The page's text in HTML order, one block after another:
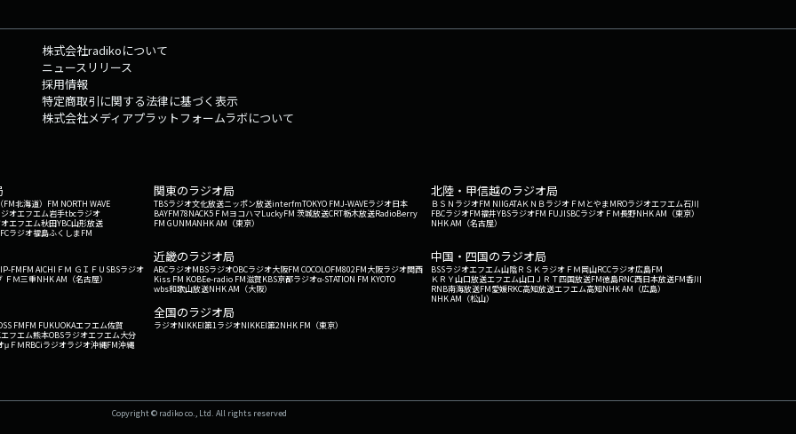
株式会社radikoについて
ニュースリリース
採用情報
特定商取引に関する法律に基づく表示
株式会社メディアプラットフォームラボについて
北海道） FM NORTH WAVE
オエフエム岩手tbcラジオ
エフエム秋田YBC山形放送
ラジオ福島ふくしまFM
関東のラジオ局
TBSラジオ文化放送ニッポン放送interfmTOKYO FMJ-WAVEラジオ日本
BAYFM78NACK5 ＦＭヨコハマLuckyFM 茨城放送CRT栃木放送RadioBerry
FM GUNMANHK AM（東京）
北陸・甲信越のラジオ局
ＢＳＮラジオFM NIIGATAＫＮＢラジオ ＦＭとやまMROラジオエフエム石川
FBCラジオFM福井YBSラジオFM FUJISBCラジオ ＦＭ長野NHK AM（東京）
NHK AM（名古屋）
FMFM AICHI ＦＭ ＧＩＦＵ SBSラジオ
ＦＭ三重NHK AM（名古屋）
近畿のラジオ局
ABCラジオMBSラジオOBCラジオ大阪FM COCOLOFM802FM大阪ラジオ関西
Kiss FM KOBEe-radio FM滋賀KBS京都ラジオα-STATION FM KYOTO
wbs和歌山放送NHK AM（大阪）
中国・四国のラジオ局
BSSラジオエフエム山陰ＲＳＫラジオ ＦＭ岡山RCCラジオ広島FM
ＫＲＹ山口放送エフエム山口 ＪＲＴ四国放送FM徳島RNC西日本放送FM香川
RNB南海放送FM愛媛RKC高知放送エフエム高知NHK AM（広島）
NHK AM（松山）
FMFM FUKUOKAエフエム佐賀
フエム熊本OBSラジオエフエム大分
μＦＭRBCiラジオラジオ沖縄FM沖縄
全国のラジオ局
ラジオNIKKEI第1ラジオNIKKEI第2NHK FM（東京）
Copyright © radiko co., Ltd. All rights reserved